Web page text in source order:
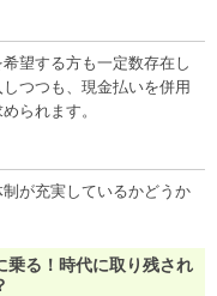
望する方も一定数存在し
つつも、現金払いを併用
られます。
が充実しているかどうか
乗る！時代に取り残され